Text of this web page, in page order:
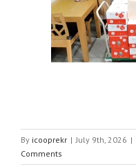
By icooprekr | July 9th, 2026 |
Comments